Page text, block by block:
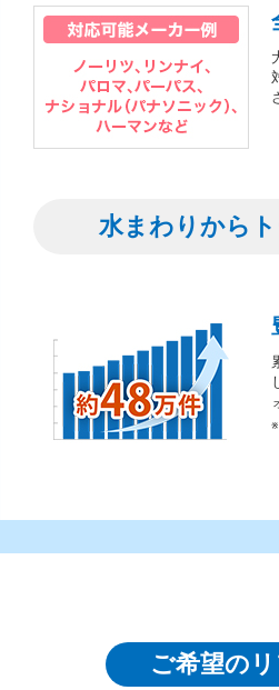
水まわりから
ご希望の